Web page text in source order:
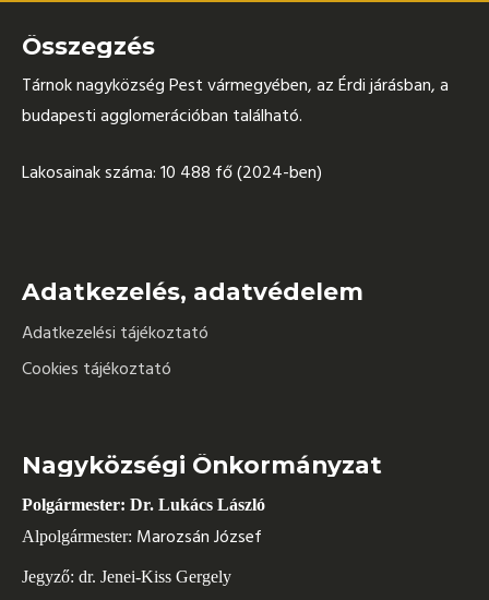
Összegzés
Tárnok nagyközség Pest vármegyében, az Érdi járásban, a
budapesti agglomerációban található.
Lakosainak száma: 10 488 fő (2024-ben)
Adatkezelés, adatvédelem
Adatkezelési tájékoztató
Cookies tájékoztató
Nagyközségi Önkormányzat
Polgármester: Dr. Lukács László
Alpolgármester: Marozsán József
Jegyző: dr. Jenei-Kiss Gergely